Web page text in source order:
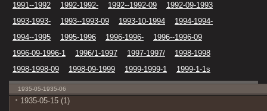
1991--1992
1992-1992- 1992--1992-09
1992-09-1993
1993-1993-
1993--1993-09 1993-10-1994
1994-1994-
1994--1995
1995-1996 1996-1996-
1996--1996-09
1996-09-1996-1
1996/1-1997 1997-1997/
1998-1998
1998-1998-09
1998-09-1999 1999-1999-1 1999-1-1s
1935-05-1935-06
1935-05-15 (1)